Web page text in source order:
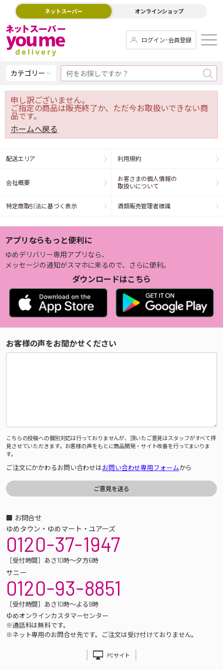
ネットスーパー オンラインショップ
ログイン･会員登録
カテゴリー
申し訳ございません。
ご指定の商品は販売終了か、ただ今お取扱いできない商
品です。
ホームへ戻る
配送エリア 利用規約
会社概要
お客さまの個人情報の
取扱いについて
特定商取引法に基づく表示 酒類販売管理者標識
アプリならもっと便利に
ゆめデリバリー専用アプリなら、
メッセージの通知がスマホに来るので、さらに便利。
ダウンロードはこちら
お客様の声をお聞かせください
こちらの投稿への個別対応は行っておりませんが、頂いたご意見はスタッフがすべて拝
見させていただきます。お客様の声をもとに商品開発・サイト改善を行ってまいりま
す。
ご注文にかかわるお問い合わせはお問い合わせ専用フォームから
■ お問合せ
ゆめタウン・ゆめマート・ユアーズ
0120-37-1947
［受付時間］あさ10時～夕方6時
サニー
0120-93-8851
［受付時間］あさ10時～よる9時
ゆめオンラインカスタマーセンター
※通話料は無料です。
※ネット専用のお問合せ先です。ご注文は受け付けておりません。
PCサイト